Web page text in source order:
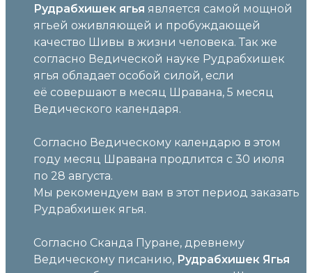
Рудрабхишек ягья является самой мощной
ягьей оживляющей и пробуждающей
качество Шивы в жизни человека. Так же
согласно Ведической науке Рудрабхишек
ягья обладает особой силой, если
её совершают в месяц Шравана, 5 месяц
Ведического календаря.
Согласно Ведическому календарю в этом
году месяц Шравана продлится с 30 июля
по 28 августа.
Мы рекомендуем вам в этот период заказать
Рудрабхишек ягья.
Согласно Сканда Пуране, древнему
Ведическому писанию, Рудрабхишек Ягья